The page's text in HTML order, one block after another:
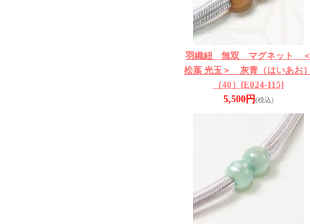
羽織紐 無双 マグネット
松葉 光玉＞ 灰青（はいあお
（40） [E024-115]
5,500円(税込)